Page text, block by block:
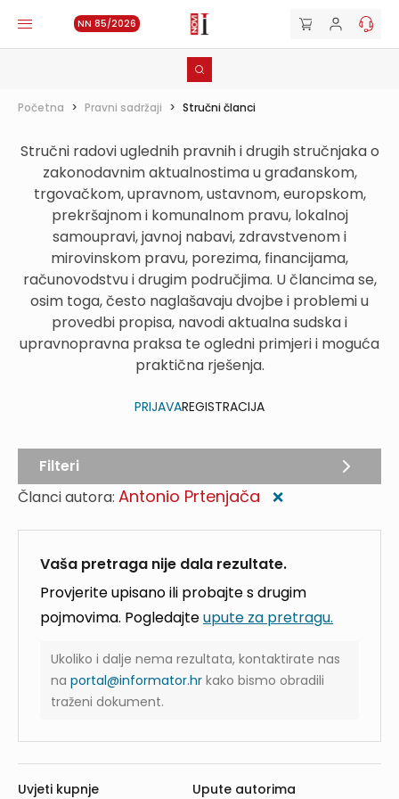
NN 85/2026
Početna > Pravni sadržaji > Stručni članci
Stručni radovi uglednih pravnih i drugih stručnjaka o
zakonodavnim aktualnostima u građanskom,
trgovačkom, upravnom, ustavnom, europskom,
prekršajnom i komunalnom pravu, lokalnoj
samoupravi, javnoj nabavi, zdravstvenom i
mirovinskom pravu, porezima, financijama,
računovodstvu i drugim područjima. U člancima se,
osim toga, često naglašavaju dvojbe i problemi u
provedbi propisa, navodi aktualna sudska i
upravnopravna praksa te ogledni primjeri i moguća
praktična rješenja.
PRIJAVAREGISTRACIJA
Članci autora: Antonio Prtenjača ❌
Vaša pretraga nije dala rezultate.
Provjerite upisano ili probajte s drugim
pojmovima. Pogledajteupute za pretragu.
Ukoliko i dalje nema rezultata, kontaktirate nas
na portal@informator.hr kako bismo obradili
traženi dokument.
Filteri
Uvjeti kupnje Upute autorima